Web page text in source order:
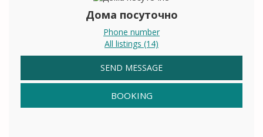
Дома посуточно
Phone number
All listings (14)
SEND MESSAGE
BOOKING